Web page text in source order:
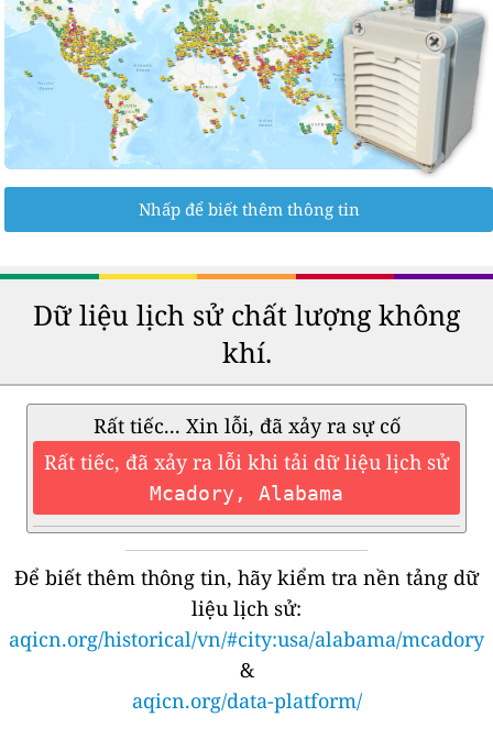
Nhấp để biết thêm thông tin
Dữ liệu lịch sử chất lượng không
khí.
Rất tiếc... Xin lỗi, đã xảy ra sự cố
Rất tiếc, đã xảy ra lỗi khi tải dữ liệu lịch sử
Mcadory, Alabama
Để biết thêm thông tin, hãy kiểm tra nền tảng dữ
liệu lịch sử:
aqicn.org/historical/vn/#city:usa/alabama/mcadory
&
aqicn.org/data-platform/